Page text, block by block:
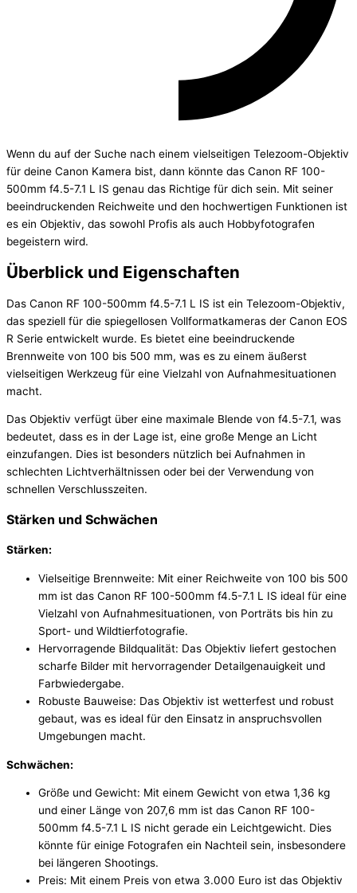
Wenn du auf der Suche nach einem vielseitigen Telezoom-Objektiv
für deine Canon Kamera bist, dann könnte das Canon RF 100-
500mm f4.5-7.1 L IS genau das Richtige für dich sein. Mit seiner
beeindruckenden Reichweite und den hochwertigen Funktionen ist
es ein Objektiv, das sowohl Profis als auch Hobbyfotografen
begeistern wird.
Überblick und Eigenschaften
Das Canon RF 100-500mm f4.5-7.1 L IS ist ein Telezoom-Objektiv,
das speziell für die spiegellosen Vollformatkameras der Canon EOS
R Serie entwickelt wurde. Es bietet eine beeindruckende
Brennweite von 100 bis 500 mm, was es zu einem äußerst
vielseitigen Werkzeug für eine Vielzahl von Aufnahmesituationen
macht.
Das Objektiv verfügt über eine maximale Blende von f4.5-7.1, was
bedeutet, dass es in der Lage ist, eine große Menge an Licht
einzufangen. Dies ist besonders nützlich bei Aufnahmen in
schlechten Lichtverhältnissen oder bei der Verwendung von
schnellen Verschlusszeiten.
Stärken und Schwächen
Stärken:
Vielseitige Brennweite: Mit einer Reichweite von 100 bis 500
mm ist das Canon RF 100-500mm f4.5-7.1 L IS ideal für eine
Vielzahl von Aufnahmesituationen, von Porträts bis hin zu
Sport- und Wildtierfotografie.
Hervorragende Bildqualität: Das Objektiv liefert gestochen
scharfe Bilder mit hervorragender Detailgenauigkeit und
Farbwiedergabe.
Robuste Bauweise: Das Objektiv ist wetterfest und robust
gebaut, was es ideal für den Einsatz in anspruchsvollen
Umgebungen macht.
Schwächen:
Größe und Gewicht: Mit einem Gewicht von etwa 1,36 kg
und einer Länge von 207,6 mm ist das Canon RF 100-
500mm f4.5-7.1 L IS nicht gerade ein Leichtgewicht. Dies
könnte für einige Fotografen ein Nachteil sein, insbesondere
bei längeren Shootings.
Preis: Mit einem Preis von etwa 3.000 Euro ist das Objektiv